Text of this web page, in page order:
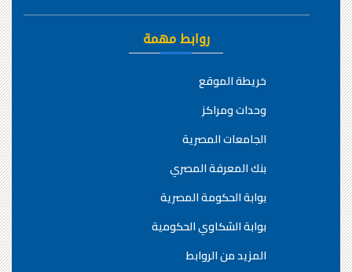
روابط مهمة
خريطة الموقع
وحدات ومراكز
الجامعات المصرية
بنك المعرفة المصري
بوابة الحكومة المصرية
بوابة الشكاوي الحكومية
المزيد من الروابط